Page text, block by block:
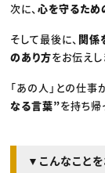
次に、心を守るた
そして最後に、 関係
のあり方をお伝えし
「あの人」との仕
なる言葉”を持ち帰
▼こんなこと